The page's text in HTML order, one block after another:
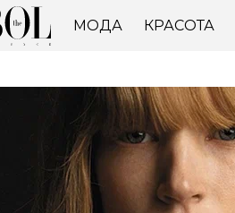
МОДА КРАСОТА